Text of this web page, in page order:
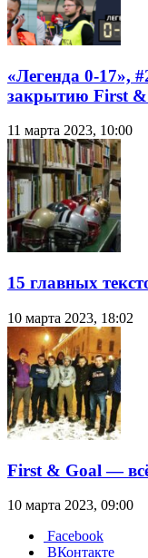
«Легенда 0-17»,
закрытию First
11 марта 2023, 10:00
15 главных
10 марта 2023, 18:02
First & Goal —
10 марта 2023, 09:00
Facebook
ВКонтакте